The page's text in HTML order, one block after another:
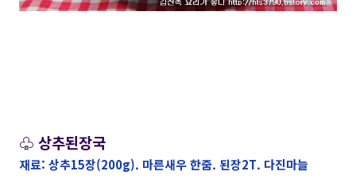
♧ 상추된장국
재료: 상추15장(200g). 마른새우 한줌. 된장2T. 다진마늘